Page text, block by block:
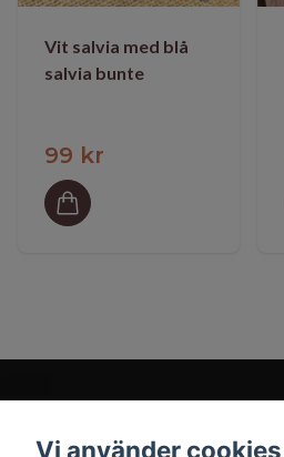
Vit salvia med blå
salvia bunte
99 kr
Vi använder cookies